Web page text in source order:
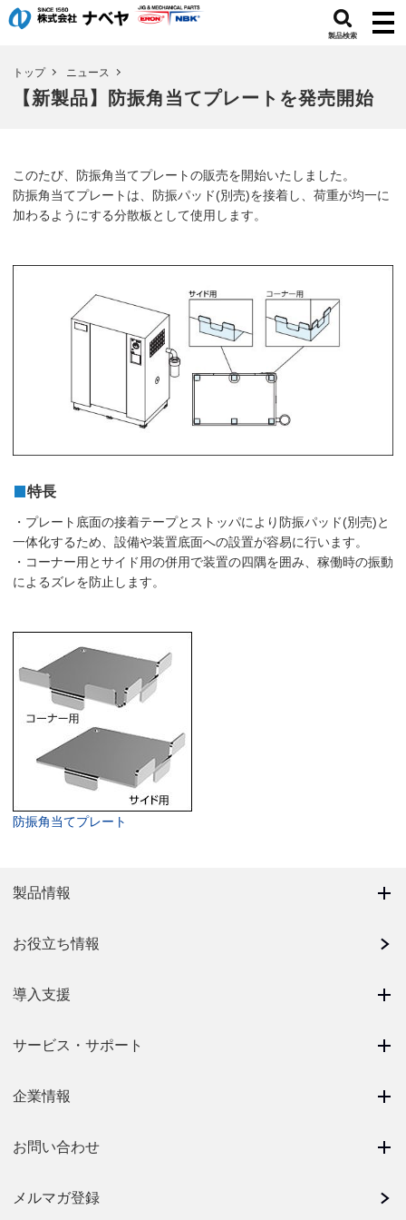
製品検索
トップ ニュース
【新製品】防振角当てプレートを発売開始
このたび、防振角当てプレートの販売を開始いたしました。
防振角当てプレートは、防振パッド(別売)を接着し、荷重が均一に
加わるようにする分散板として使用します。
特長
・プレート底面の接着テープとストッパにより防振パッド(別売)と
一体化するため、設備や装置底面への設置が容易に行います。
・コーナー用とサイド用の併用で装置の四隅を囲み、稼働時の振動
によるズレを防止します。
防振角当てプレート
製品情報
お役立ち情報
導入支援
サービス・サポート
企業情報
お問い合わせ
メルマガ登録